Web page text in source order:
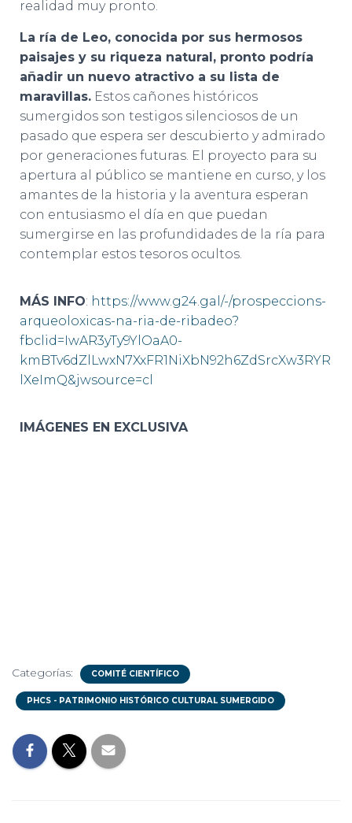
realidad muy pronto.
La ría de Leo, conocida por sus hermosos
paisajes y su riqueza natural, pronto podría
añadir un nuevo atractivo a su lista de
maravillas. Estos cañones históricos
sumergidos son testigos silenciosos de un
pasado que espera ser descubierto y admirado
por generaciones futuras. El proyecto para su
apertura al público se mantiene en curso, y los
amantes de la historia y la aventura esperan
con entusiasmo el día en que puedan
sumergirse en las profundidades de la ría para
contemplar estos tesoros ocultos.
MÁS INFO: https://www.g24.gal/-/prospeccions-
arqueoloxicas-na-ria-de-ribadeo?
fbclid=IwAR3yTy9YlOaA0-
kmBTv6dZlLwxN7XxFR1NiXbN92h6ZdSrcXw3RYR
lXeImQ&jwsource=cl
IMÁGENES EN EXCLUSIVA
Categorías: COMITÉ CIENTÍFICO
PHCS - PATRIMONIO HISTÓRICO CULTURAL SUMERGIDO